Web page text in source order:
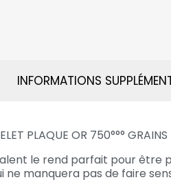
INFORMATIONS
PLAQUE OR 750°°° GRAINS
le rend parfait pour être
ne manquera pas de faire